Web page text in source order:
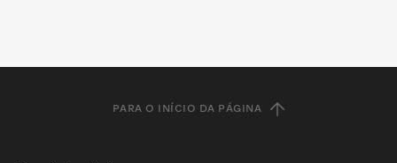
PARA O INÍCIO DA PÁGINA